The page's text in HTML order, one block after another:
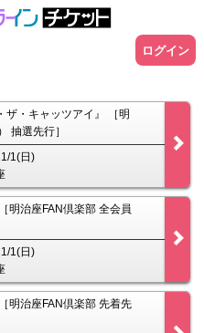
ログイン
ザ・キャッツアイ』 ［明
抽選先行］
1(日)
明治座FAN倶楽部 全会員
1(日)
明治座FAN倶楽部 先着先